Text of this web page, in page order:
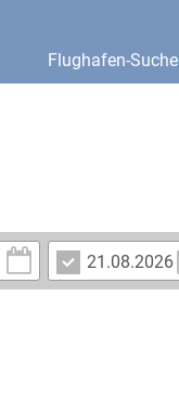
Flughafen-Suche